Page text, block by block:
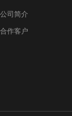
公司简介
合作客户